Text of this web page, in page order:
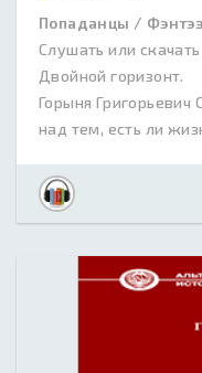
Попаданцы /
Слушать или
Двойной горизонт.
Горыня Григорьевич
над тем, есть ли